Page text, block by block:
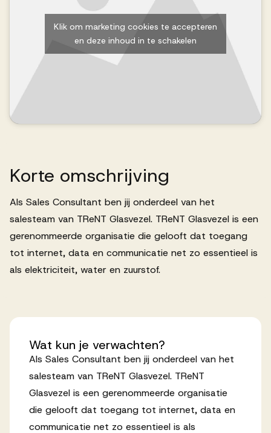
Succesverhalen
Vervulde vacatures
Ons team
Werken bij AV
Voor kandidaten
Klik om marketing cookies te accepteren
en deze inhoud in te schakelen
Korte omschrijving
Als Sales Consultant ben jij onderdeel van het
salesteam van TReNT Glasvezel. TReNT Glasvezel is een
gerenommeerde organisatie die gelooft dat toegang
tot internet, data en communicatie net zo essentieel is
als elektriciteit, water en zuurstof.
Wat kun je verwachten?
Als Sales Consultant ben jij onderdeel van het
salesteam van TReNT Glasvezel. TReNT
Glasvezel is een gerenommeerde organisatie
die gelooft dat toegang tot internet, data en
communicatie net zo essentieel is als